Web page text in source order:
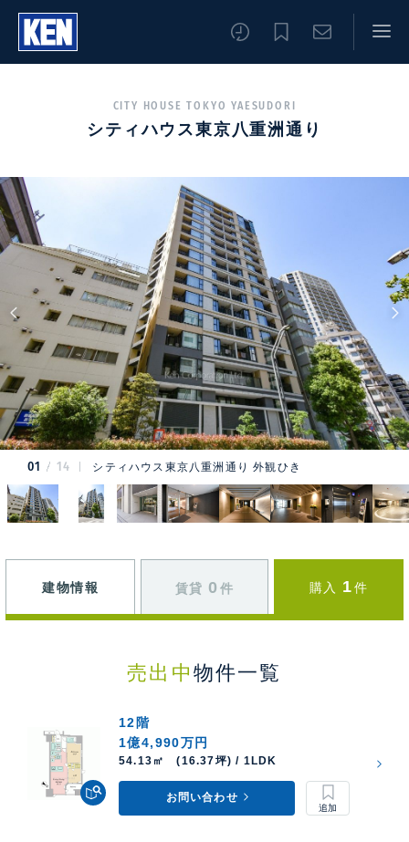
CITY HOUSE TOKYO YAESUDORI
シティハウス東京八重洲通り
01 14 シティハウス東京八重洲通り 外観ひき
建物情報 賃貸 0 件 購入 1 件
売出中 物件一覧
12階
1億4,990万円
54.13㎡ (16.37坪) / 1LDK
お問い合わせ